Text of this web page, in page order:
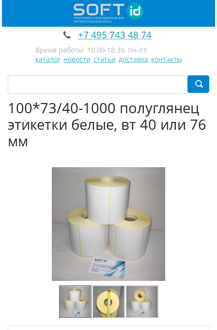
+7 495 743 48 74
Время работы: 10:00-18:30, пн-пт.
каталог новости статьи доставка контакты
100*73/40-1000 полуглянец
этикетки белые, вт 40 или 76
мм